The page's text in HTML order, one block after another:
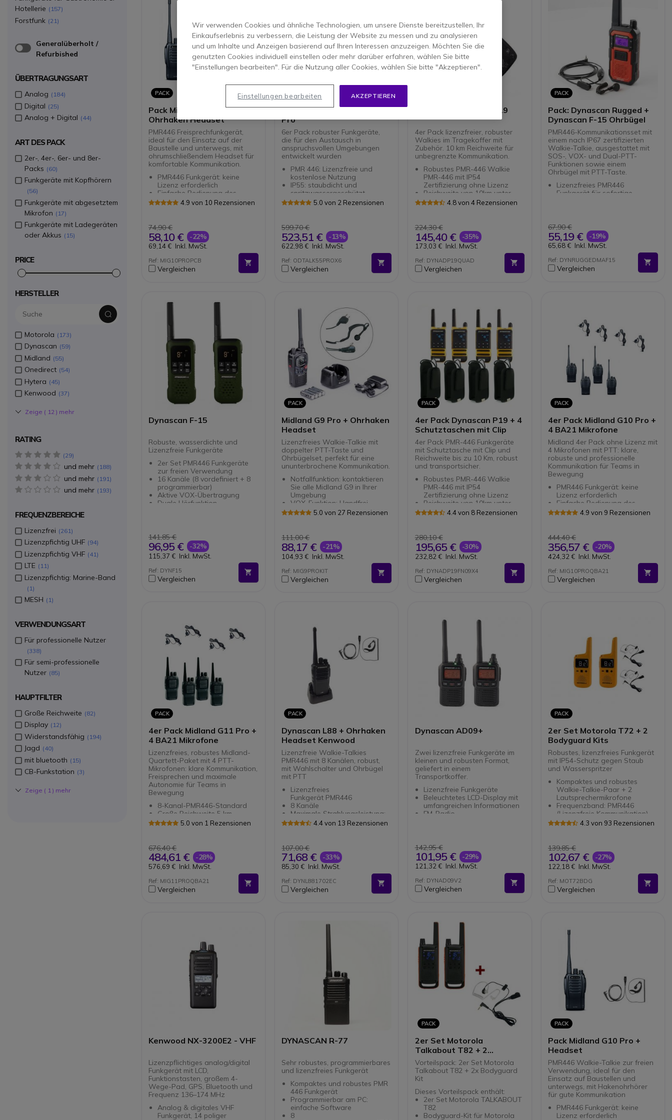
PACK
Pack Midland G10 Pro +
Ohrhaken Headset
PMR446 Freisprechfunkgerät,
ideal für den Einsatz auf der
Baustelle und unterwegs, mit
ohrumschließendem Headset für
komfortable Kommunikation.
PMR446 Funkgerät: keine
Lizenz erforderlich
Einfache Bedienung des
Midland G10 Pro für
vorprogrammiert) und 3
Leistungsstufen
Headset mit
Ohrhakenhalterung
Kenwood-Verbindung 2 Pins
Ideal für den gelegentlichen
Gebrauch
4.9 von 10 Rezensionen
74,90 €
58,10 € -22%
69,14 € Inkl. MwSt.
Ref: MIG10PROPCB
Vergleichen
PACK
6er Pack Cleyver Talk 55
Pro
6er Pack robuster Funkgeräte,
die für den Austausch in
anspruchsvollen Umgebungen
entwickelt wurden
PMR 446: Lizenzfreie und
kostenlose Nutzung
IP55: staubdicht und
spritzwassergeschützt
Mit 16 Kanälen und 214 DSC-
5.0 von 2 Rezensionen
599,70 €
523,51 € -13%
622,98 € Inkl. MwSt.
Ref: ODTALK55PROX6
Vergleichen
4er Pack Dynascan P19
4er Pack lizenzfreier, robuster
Walkies im Tragekoffer mit
Zubehör. 10 km Reichweite für
unbegrenzte Kommunikation.
Robustes PMR-446 Walkie
PMR-446 mit IP54
Zertifizierung ohne Lizenz
Reichweite von 10km unter
optimalen Bedingungen
4.8 von 4 Rezensionen
224,30 €
145,40 € -35%
173,03 € Inkl. MwSt.
Ref: DYNADP19QUAD
Vergleichen
PACK
Pack: Dynascan Rugged +
Dynascan F-15 Ohrbügel
PMR446-Kommunikationsset mit
einem nach IP67 zertifizierten
Walkie-Talkie, ausgestattet mit
SOS-, VOX- und Dual-PTT-
Funktionen sowie einem
Ohrbügel mit PTT-Taste.
Lizenzfreies PMR446
Funkgerät für sofortige
Staub, Wasser und raue
Umgebungen
2000 mAh Akku für lange
Arbeitstage ohne
Unterbrechung
Headset mit Mikrofon
Konturierte Ohrmuschel
3-Wege-Klinkenstecker 2,5 mm
67,90 €
55,19 € -19%
65,68 € Inkl. MwSt.
Ref: DYNRUGGEDMAF15
Vergleichen
Dynascan F-15
Robuste, wasserdichte und
Lizenzfreie Funkgeräte
2er Set PMR446 Funkgeräte
zur freien Verwendung
16 Kanäle (8 vordefiniert + 8
programmierbar)
Aktive VOX-Übertragung
Duale Hörfunktion
Reichweite bis zu 7 km
SOS-Notruftaste
141,85 €
96,95 € -32%
115,37 € Inkl. MwSt.
Ref: DYNF15
Vergleichen
PACK
Midland G9 Pro + Ohrhaken
Headset
Lizenzfreies Walkie-Talkie mit
doppelter PTT-Taste und
Ohrbügelset, perfekt für eine
ununterbrochene Kommunikation.
Notfallfunktion: kontaktieren
Sie alle Midland G9 in Ihrer
Umgebung
VOX-Funktion: Handfrei
Funktion
Regulierbares Mikrofon
Push-To-Talk (PTT) Taste
Nicht kompatibel mit iVox
5.0 von 27 Rezensionen
111,00 €
88,17 € -21%
104,93 € Inkl. MwSt.
Ref: MIG9PROKIT
Vergleichen
PACK
4er Pack Dynascan P19 + 4
Schutztaschen mit Clip
4er Pack PMR-446 Funkgeräte
mit Schutztasche mit Clip und
Reichweite bis zu 10 Km, robust
und transportsicher.
Robustes PMR-446 Walkie
PMR-446 mit IP54
Zertifizierung ohne Lizenz
Reichweite von 10km unter
optimalen Bedingungen
Kleine Nylon Schutzhülle
Inklusive Gürtelclip aus Metall
Komaptibel mit: Dynascan R-
77, Dynascan R-58, Dynascan
L-99 und Dynascan DA 350
4.4 von 8 Rezensionen
280,10 €
195,65 € -30%
232,82 € Inkl. MwSt.
Ref: DYNADP19FN09X4
Vergleichen
PACK
4er Pack Midland G10 Pro +
4 BA21 Mikrofone
Midland 4er Pack ohne Lizenz mit
4 Mikrofonen mit PTT: klare,
robuste und professionelle
Kommunikation für Teams in
Bewegung
PMR446 Funkgerät: keine
Lizenz erforderlich
Einfache Bedienung des
Midland G10 Pro für
vorprogrammiert) und 3
Leistungsstufen
Verstellbares Headset-
Mikrofon
Mit PTT
Ergonomisch und komfortabel
4.9 von 9 Rezensionen
444,40 €
356,57 € -20%
424,32 € Inkl. MwSt.
Ref: MIG10PROQBA21
Vergleichen
PACK
4er Pack Midland G11 Pro +
4 BA21 Mikrofone
Lizenzfreies, robustes Midland-
Quartett-Paket mit 4 PTT-
Mikrofonen: klare Kommunikation,
Freisprechen und maximale
Autonomie für Teams in
Bewegung
8-Kanal-PMR446-Standard
Große Reichweite 5 km
VOX-Funktion
Mit PTT
Ergonomisch und komfortabel
5.0 von 1 Rezensionen
676,40 €
484,61 € -28%
576,69 € Inkl. MwSt.
Ref: MIG11PROQBA21
Vergleichen
PACK
Dynascan L88 + Ohrhaken
Headset Kenwood
Lizenzfreie Walkie-Talkies
PMR446 mit 8 Kanälen, robust,
mit Wahlschalter und Ohrbügel
mit PTT
Lizenzfreies
Funkgerät PMR446
8 Kanäle
Maximale Strahlungsleistung:
500 mW
Headset mit Ohrhaken
Push-to-Talk Mikrofon
4.4 von 13 Rezensionen
107,00 €
71,68 € -33%
85,30 € Inkl. MwSt.
Ref: DYNL881702EC
Vergleichen
Dynascan AD09+
Zwei lizenzfreie Funkgeräte im
kleinen und robusten Format,
geliefert in einem
Transportkoffer.
Lizenzfreie Funkgeräte
Beleuchtetes LCD-Display mit
umfangreichen Informationen
FM-Radio
(VOX)
Warnung bei niedrigem
Batteriestand
Notruf-Funktion
50 Gruppen von CTCSS-Tönen
und 105 Gruppen von DCS-
Codes
142,95 €
101,95 € -29%
121,32 € Inkl. MwSt.
Ref: DYNAD09V2
Vergleichen
PACK
2er Set Motorola T72 + 2
Bodyguard Kits
Robustes, lizenzfreies Funkgerät
mit IP54-Schutz gegen Staub
und Wasserspritzer
Kompaktes und robustes
Walkie-Talkie-Paar + 2
Lautsprechermikrofone
Frequenzband: PMR446
(Lizenzfreie Kommunikation)
Kanäle: 16 Kanäle und 121
bessere Sichtbarkeit
HD-Audioqualität:
automatische
Rauschunterdrückung
iVOX-Funktion: automatische
Spracherkennung
Reichweite: bis zu 8 km (je
gegen Staub und
4.3 von 93 Rezensionen
139,85 €
102,67 € -27%
122,18 € Inkl. MwSt.
Ref: MOT72BDG
Vergleichen
Kenwood NX-3200E2 - VHF
Lizenzpflichtiges analog/digital
Funkgerät mit LCD,
Funktionstasten, großem 4-
Wege-Pad, GPS, Bluetooth und
Frequenz 136–174 MHz
Analog & digitales VHF
Funkgerät, 14 poliger
DYNASCAN R-77
Sehr robustes, programmierbares
und lizenzfreies Funkgerät
Kompaktes und robustes PMR
446 Funkgerät
Programmierbar am PC:
einfache Software
8
PACK
2er Set Motorola
Talkabout T82 + 2
Bodyguard Kits
Vorteilspack: 2er Set Motorola
Talkabout T82 + 2x Bodyguard
Kit
Dieses Vorteilspack enthält:
2er Set Motorola TALKABOUT
T82
Bodyguard-Kit für Motorola
PACK
Pack Midland G10 Pro +
Headset
PMR446 Walkie-Talkie zur freien
Verwendung, ideal für den
Einsatz auf Baustellen und
unterwegs, mit Hakenohrhörer
für gute Kommunikation
PMR446 Funkgerät: keine
Lizenz erforderlich
Hotellerie
157
Forstfunk 21
Generalüberholt /
Refurbished
ÜBERTRAGUNGSART
Analog 184
Digital 25
Analog + Digital 44
ART DES PACK
2er-, 4er-, 6er- und 8er-
Packs
60
Funkgeräte mit Kopfhörern
56
Funkgeräte mit abgesetztem
Mikrofon
17
Funkgeräte mit Ladegeräten
oder Akkus
15
PRICE
HERSTELLER
Motorola 173
Dynascan 59
Midland 55
Onedirect 54
Hytera 45
Kenwood 37
Zeige ( 12 ) mehr
RATING
5 star(s)
29
und mehr4 star(s)
188
und mehr3 star(s)
191
und mehr1 star(s)
193
FREQUENZBEREICHE
Lizenzfrei 261
Lizenzpfichtig UHF 94
Lizenzpfichtig VHF 41
LTE 11
Lizenzpfichtig: Marine-Band
1
MESH 1
VERWENDUNGSART
Für professionelle Nutzer
338
Für semi-professionelle
Nutzer
85
HAUPTFILTER
Große Reichweite 82
Display 12
Widerstandsfähig 194
Jagd 40
mit bluetooth 15
CB-Funkstation 3
Zeige ( 1 ) mehr
Wir verwenden Cookies und ähnliche Technologien, um unsere Dienste bereitzustellen, Ihr
Einkaufserlebnis zu verbessern, die Leistung der Website zu messen und zu analysieren
und um Inhalte und Anzeigen basierend auf Ihren Interessen anzuzeigen. Möchten Sie die
genutzten Cookies individuell einstellen oder mehr darüber erfahren, wählen Sie bitte
"Einstellungen bearbeiten". Für die Nutzung aller Cookies, wählen Sie bitte "Akzeptieren".
AKZEPTIEREN
Einstellungen bearbeiten